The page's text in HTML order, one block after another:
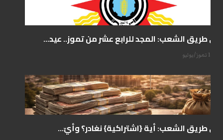
على طريق الشعب: المجد للرابع عشر من تموز.. عيد...
14 تموز/يوليو
على طريق الشعب: أية {اشتراكية} نغادر؟ وأيّ...